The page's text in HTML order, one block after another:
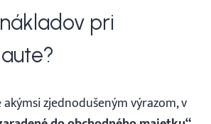
pri
akýmsi zjednodušeným výrazom, v